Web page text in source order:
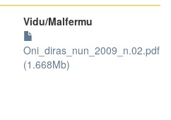
Vidu/Malfermu
Oni_diras_nun_2009_n.02.pdf
(1.668Mb)